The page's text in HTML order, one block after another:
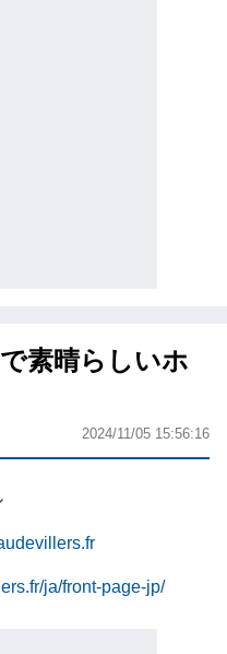
素晴らしいホ
2024/11/05 15:56:16
ja/front-page-jp/